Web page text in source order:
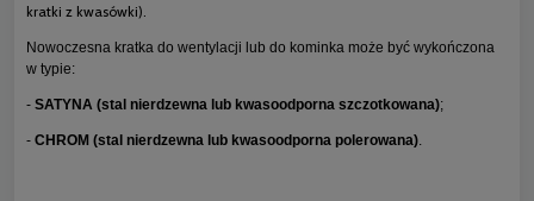
kratki z kwasówki).
Nowoczesna kratka do wentylacji lub do kominka może być wykończona
w typie:
- SATYNA (stal nierdzewna lub kwasoodporna szczotkowana);
- CHROM (stal nierdzewna lub kwasoodporna polerowana)